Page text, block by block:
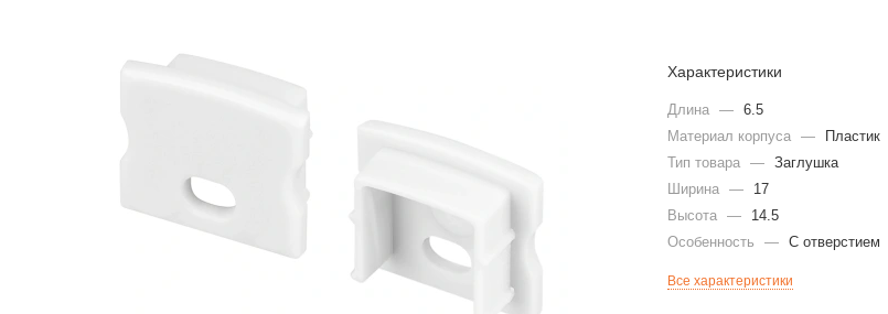
Характеристики
Длина —
6.5
Материал корпуса
—
Пластик
Тип товара
—
Заглушка
Ширина
—
17
Высота
—
14.5
Особенность
— С отверстием
Все характеристики